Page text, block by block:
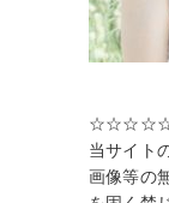
当サイト
画像等の